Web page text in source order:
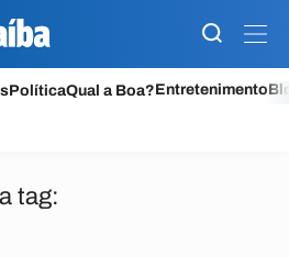
PolíticaQual a Boa?Entretenimento
tag: